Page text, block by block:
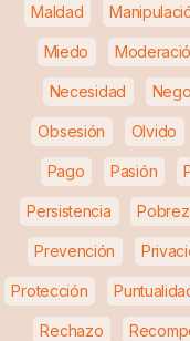
Maldad
Miedo
Necesidad
Obsesión Olvido
Pago Pasión
Persistencia
Prevención
Protección
Rechazo